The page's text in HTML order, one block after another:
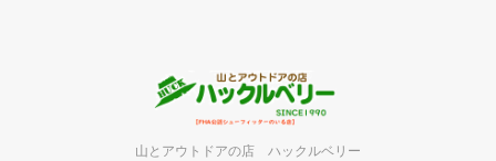
山とアウトドアの店 ハックルベリー